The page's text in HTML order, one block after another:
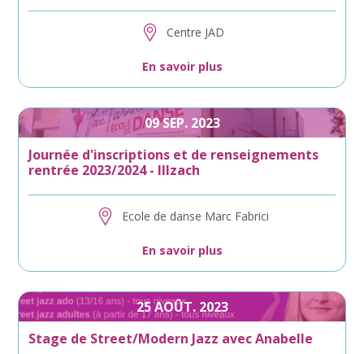
Centre JAD
En savoir plus
09SEP. 2023
Journée d'inscriptions et de renseignements
rentrée 2023/2024 - Illzach
Ecole de danse Marc Fabrici
En savoir plus
25AOÛT. 2023
Stage de Street/Modern Jazz avec Anabelle